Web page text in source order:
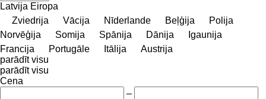
Latvija Eiropa
Zviedrija
Vācija Nīderlande Beļģija
Polija
Norvēģija
Somija Spānija Dānija
Igaunija
Francija
Portugāle Itālija
Austrija
parādīt visu
parādīt visu
Cena
–